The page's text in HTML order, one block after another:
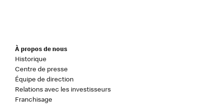
À propos de nous
Historique
Centre de presse
Équipe de direction
Relations avec les investisseurs
Franchisage